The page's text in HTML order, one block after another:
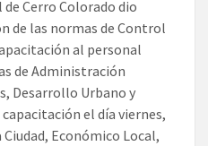
Cerro Colorado dio
de las normas de Control
al personal
de Administración
Desarrollo Urbano y
el día viernes,
Ciudad, Económico Local,